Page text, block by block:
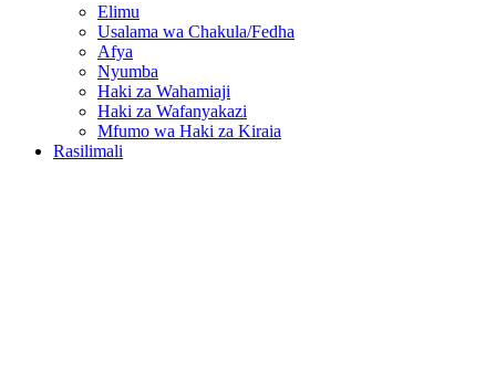
Elimu
Usalama wa Chakula/Fedha
Afya
Nyumba
Haki za Wahamiaji
Haki za Wafanyakazi
Mfumo wa Haki za Kiraia
Rasilimali